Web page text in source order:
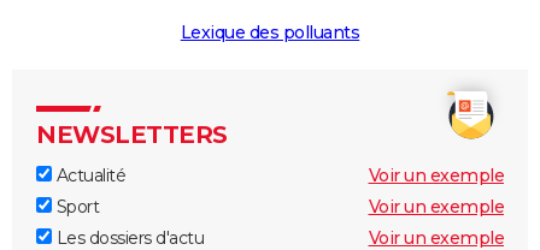
Lexique des polluants
NEWSLETTERS
Actualité
Voir un exemple
Sport
Voir un exemple
Les dossiers d'actu
Voir un exemple